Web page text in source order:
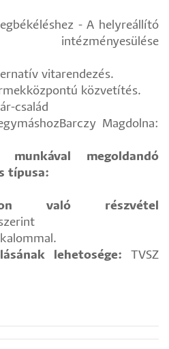
- A helyreállító
intézményesülése
vitarendezés.
közvetítés.
család
Magdolna:
megoldandó
típusa:
való részvétel
lehetosége: TVSZ